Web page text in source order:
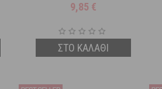
9,85 €
ΣΤΟ ΚΑΛΑΘΙ